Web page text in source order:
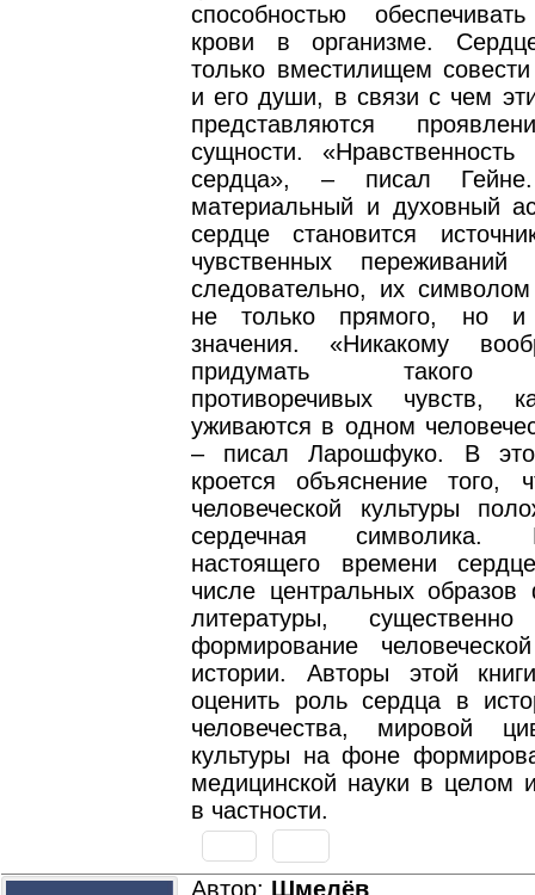
способностью
крови в организме.
только вместилищем
и его души, в связи с чем
представляются
сущности.
сердца», – писал
материальный и духовный
сердце становится
чувственных
следовательно, их
не только прямого, но и
значения. «Никакому
придумать такого
противоречивых чувств,
уживаются в одном
– писал Ларошфуко. В
кроется объяснение того,
человеческой культуры
сердечная
настоящего времени
числе центральных
литературы,
формирование
истории. Авторы этой
оценить роль сердца в
человечества, мировой
культуры на фоне
медицинской науки в целом
в частности.
Автор: Шмелёв